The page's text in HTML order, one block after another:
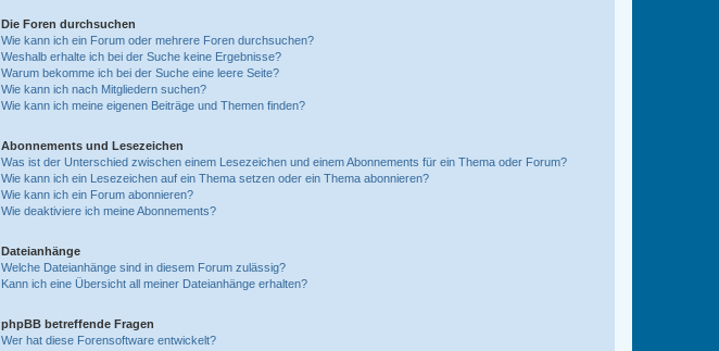
Die Foren durchsuchen
Wie kann ich ein Forum oder mehrere Foren durchsuchen?
Weshalb erhalte ich bei der Suche keine Ergebnisse?
Warum bekomme ich bei der Suche eine leere Seite?
Wie kann ich nach Mitgliedern suchen?
Wie kann ich meine eigenen Beiträge und Themen finden?
Abonnements und Lesezeichen
Was ist der Unterschied zwischen einem Lesezeichen und einem Abonnements für ein Thema oder Forum?
Wie kann ich ein Lesezeichen auf ein Thema setzen oder ein Thema abonnieren?
Wie kann ich ein Forum abonnieren?
Wie deaktiviere ich meine Abonnements?
Dateianhänge
Welche Dateianhänge sind in diesem Forum zulässig?
Kann ich eine Übersicht all meiner Dateianhänge erhalten?
phpBB betreffende Fragen
Wer hat diese Forensoftware entwickelt?